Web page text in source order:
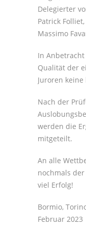
Delegierter
Patrick
Massimo
In
Qualität der
Juroren
Nach der
werden die
mitgeteilt.
An alle
nochmals
viel
Bormio,
Februar 2023